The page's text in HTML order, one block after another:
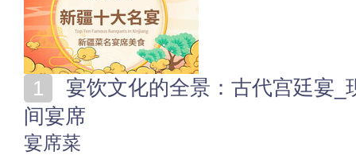
间宴席
宴席菜